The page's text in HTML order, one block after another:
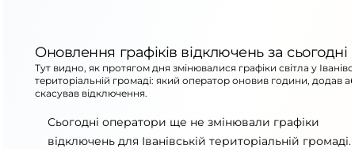
Оновлення графіків відключень за сьогодні
Тут видно, як протягом дня змінювалися графіки світла у
територіальній громаді: який оператор оновив години, додав
скасував відключення.
Сьогодні оператори ще не змінювали графіки
відключень для Іванівській територіальній громаді.